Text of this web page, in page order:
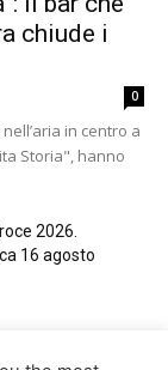
chiude i
0
in centro a
Storia", hanno
2026.
16 agosto
cugini